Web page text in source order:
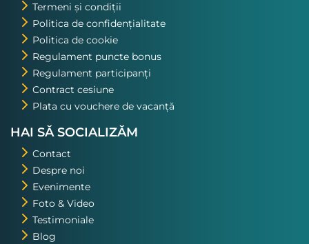
Termeni și condiții
Politica de confidențialitate
Politica de cookie
Regulament puncte bonus
Regulament participanți
Contract cesiune
Plata cu vouchere de vacanță
HAI SĂ SOCIALIZĂM
Contact
Despre noi
Evenimente
Foto & Video
Testimoniale
Blog